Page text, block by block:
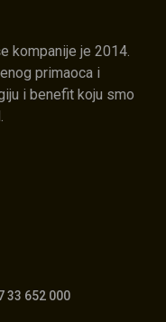
kompanije je 2014.
primaoca i
i benefit koju smo
33 652 000